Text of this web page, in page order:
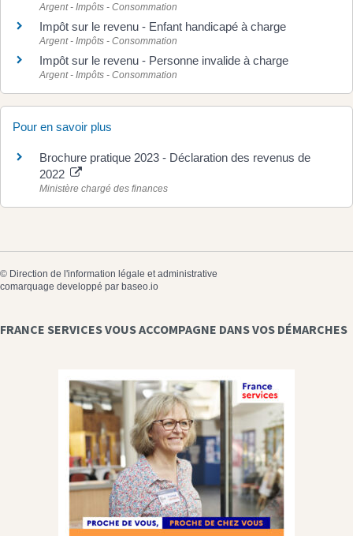
Argent - Impôts - Consommation
Impôt sur le revenu - Enfant handicapé à charge
Argent - Impôts - Consommation
Impôt sur le revenu - Personne invalide à charge
Argent - Impôts - Consommation
Pour en savoir plus
Brochure pratique 2023 - Déclaration des revenus de
2022
Ministère chargé des finances
© Direction de l'information légale et administrative
comarquage developpé par baseo.io
FRANCE SERVICES VOUS ACCOMPAGNE DANS VOS DÉMARCHES